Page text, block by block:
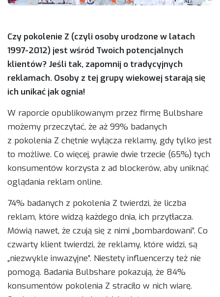
Czy pokolenie Z (czyli osoby urodzone w latach
1997-2012) jest wśród Twoich potencjalnych
klientów? Jeśli tak, zapomnij o tradycyjnych
reklamach. Osoby z tej grupy wiekowej starają się
ich unikać jak ognia!
W raporcie opublikowanym przez firmę Bulbshare
możemy przeczytać, że aż 99% badanych
z pokolenia Z chętnie wyłącza reklamy, gdy tylko jest
to możliwe. Co więcej, prawie dwie trzecie (65%) tych
konsumentów korzysta z ad blockerów, aby uniknąć
oglądania reklam online.
74% badanych z pokolenia Z twierdzi, że liczba
reklam, które widzą każdego dnia, ich przytłacza.
Mówią nawet, że czują się z nimi „bombardowani”. Co
czwarty klient twierdzi, że reklamy, które widzi, są
„niezwykle inwazyjne”. Niestety influencerzy też nie
pomogą. Badania Bulbshare pokazują, że 84%
konsumentów pokolenia Z straciło w nich wiarę.